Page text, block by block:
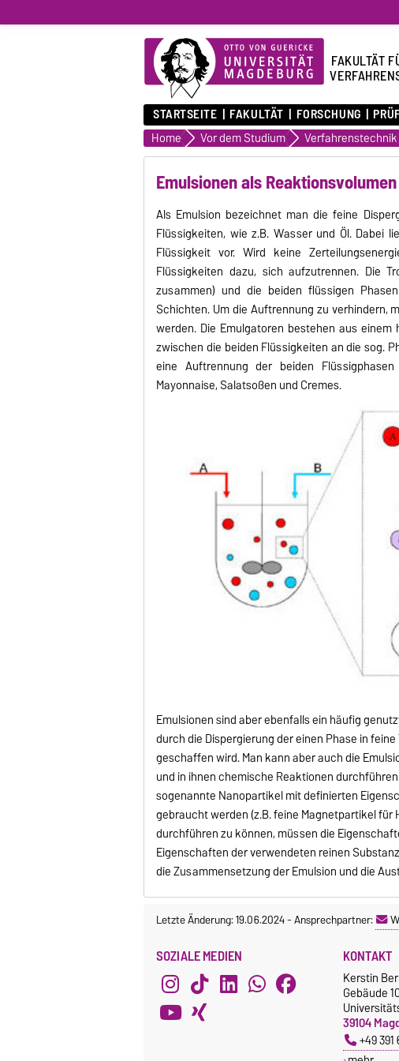
FAKULTÄT
STARTSEITE FAKULTÄT FORSCHUNG
Home Vor dem Studium Verfahrenstechnik
Emulsionen als
Als Emulsion bezeichnet man die feine
Flüssigkeiten, wie z.B. Wasser und Öl. Dabei
Flüssigkeit vor. Wird keine
Flüssigkeiten dazu, sich aufzutrennen. Die
zusammen) und die beiden flüssigen
Schichten. Um die Auftrennung zu verhindern,
werden. Die Emulgatoren bestehen aus
zwischen die beiden Flüssigkeiten an die sog.
eine Auftrennung der beiden
Mayonnaise, Salatsoßen und Cremes.
Emulsionen sind aber ebenfalls ein häufig
durch die Dispergierung der einen Phase in
geschaffen wird. Man kann aber auch die
und in ihnen chemische Reaktionen
sogenannte Nanopartikel mit definierten
gebraucht werden (z.B. feine Magnetpartikel
durchführen zu können, müssen die
Eigenschaften der verwendeten reinen
die Zusammensetzung der Emulsion und die
Letzte Änderung: 19.06.2024-Ansprechpartner:
SOZIALE MEDIEN KONTAKT
Kerstin
Gebäude
39104
+49